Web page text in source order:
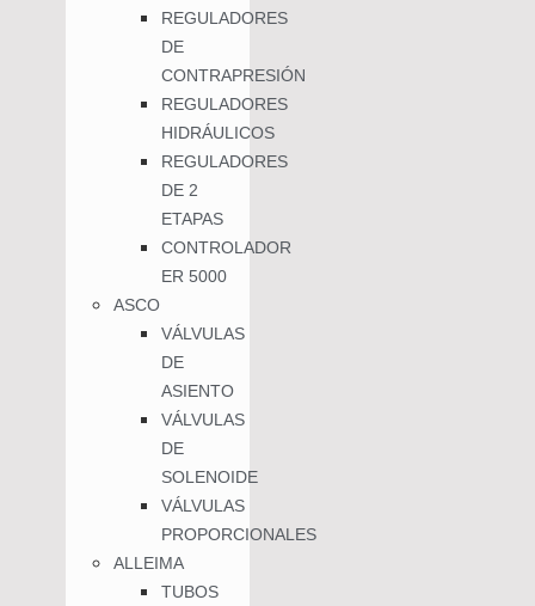
REGULADORES
DE
CONTRAPRESIÓN
REGULADORES
HIDRÁULICOS
REGULADORES
DE 2
ETAPAS
CONTROLADOR
ER 5000
ASCO
VÁLVULAS
DE
ASIENTO
VÁLVULAS
DE
SOLENOIDE
VÁLVULAS
PROPORCIONALES
ALLEIMA
TUBOS